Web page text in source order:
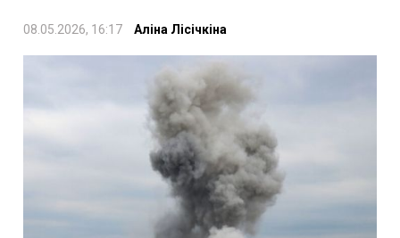
08.05.2026, 16:17 Аліна Лісічкіна